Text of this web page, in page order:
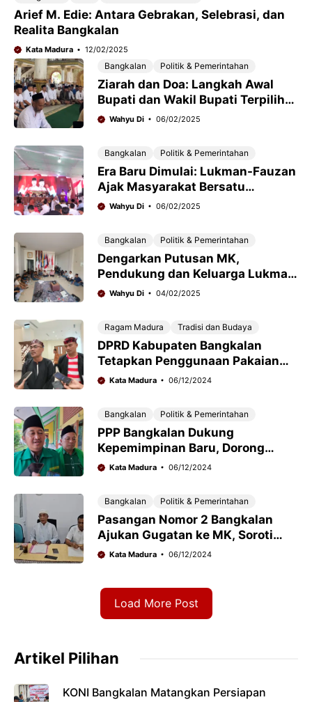
Arief M. Edie: Antara Gebrakan, Selebrasi, dan
Realita Bangkalan
Kata Madura 12/02/2025
Bangkalan Politik & Pemerintahan
Ziarah dan Doa: Langkah Awal
Bupati dan Wakil Bupati Terpilih
Bangkalan Menuju Kepemimpinan
Wahyu Di 06/02/2025
Bangkalan Politik & Pemerintahan
Era Baru Dimulai: Lukman-Fauzan
Ajak Masyarakat Bersatu
Membangun Bangkalan
Wahyu Di 06/02/2025
Bangkalan Politik & Pemerintahan
Dengarkan Putusan MK,
Pendukung dan Keluarga Lukman
Hakim Rayakan dengan Syukuran
Wahyu Di 04/02/2025
Ragam Madura Tradisi dan Budaya
DPRD Kabupaten Bangkalan
Tetapkan Penggunaan Pakaian
Adat Sebulan Sekali
Kata Madura 06/12/2024
Bangkalan Politik & Pemerintahan
PPP Bangkalan Dukung
Kepemimpinan Baru, Dorong
Kolaborasi untuk Kemajuan
Kata Madura 06/12/2024
Bangkalan Politik & Pemerintahan
Pasangan Nomor 2 Bangkalan
Ajukan Gugatan ke MK, Soroti
Pelanggaran Demokrasi
Kata Madura 06/12/2024
Load More Post
Artikel Pilihan
KONI Bangkalan Matangkan Persiapan